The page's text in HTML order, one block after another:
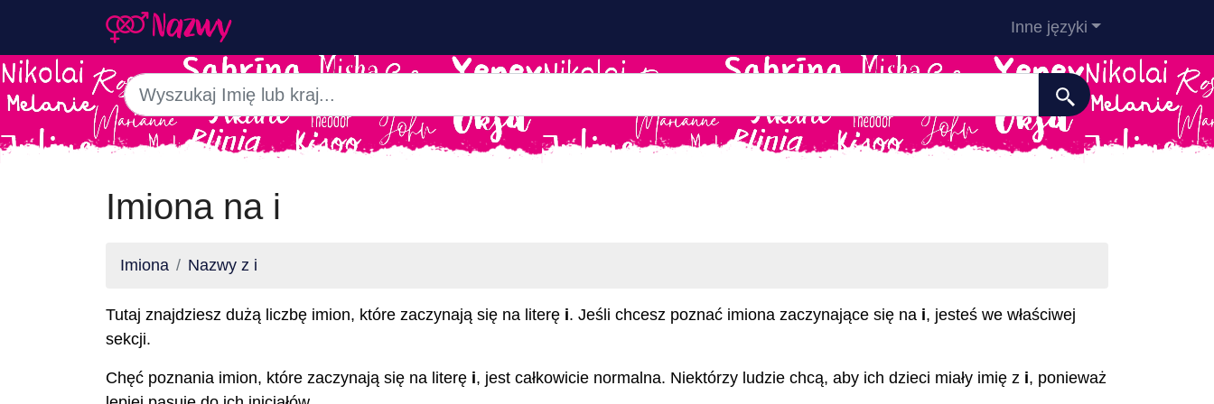
Inne języki
Imiona na i
Imiona Nazwy z i
Tutaj znajdziesz dużą liczbę imion, które zaczynają się na literę i. Jeśli chcesz poznać imiona zaczynające się na i, jesteś we właściwej
sekcji.
Chęć poznania imion, które zaczynają się na literę i, jest całkowicie normalna. Niektórzy ludzie chcą, aby ich dzieci miały imię z i, ponieważ